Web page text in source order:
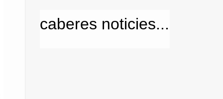
caberes noticies...